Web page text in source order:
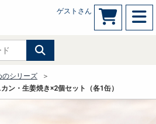
ゲストさん
のシリーズ
ン・生姜焼き×2個セット（各1缶）